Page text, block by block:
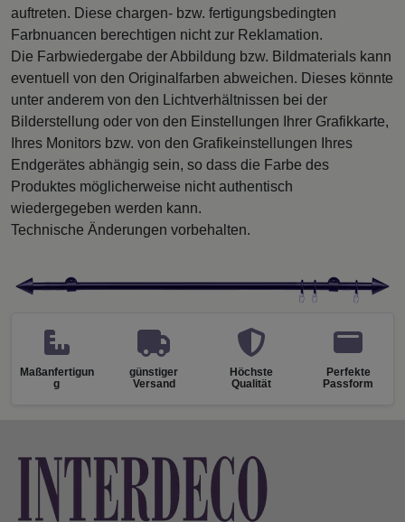
auftreten. Diese chargen- bzw. fertigungsbedingten
Farbnuancen berechtigen nicht zur Reklamation.
Die Farbwiedergabe der Abbildung bzw. Bildmaterials kann
eventuell von den Originalfarben abweichen. Dieses könnte
unter anderem von den Lichtverhältnissen bei der
Bilderstellung oder von den Einstellungen Ihrer Grafikkarte,
Ihres Monitors bzw. von den Grafikeinstellungen Ihres
Endgerätes abhängig sein, so dass die Farbe des
Produktes möglicherweise nicht authentisch
wiedergegeben werden kann.
Technische Änderungen vorbehalten.
Maßanfertigun
g
günstiger
Versand
Höchste
Qualität
Perfekte
Passform